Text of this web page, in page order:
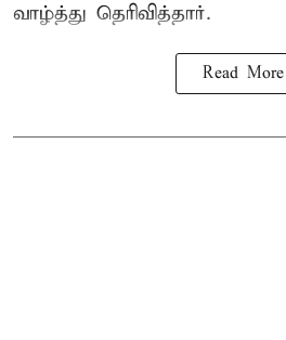
வாழ்த்து தெரிவித்தார்.
Read More